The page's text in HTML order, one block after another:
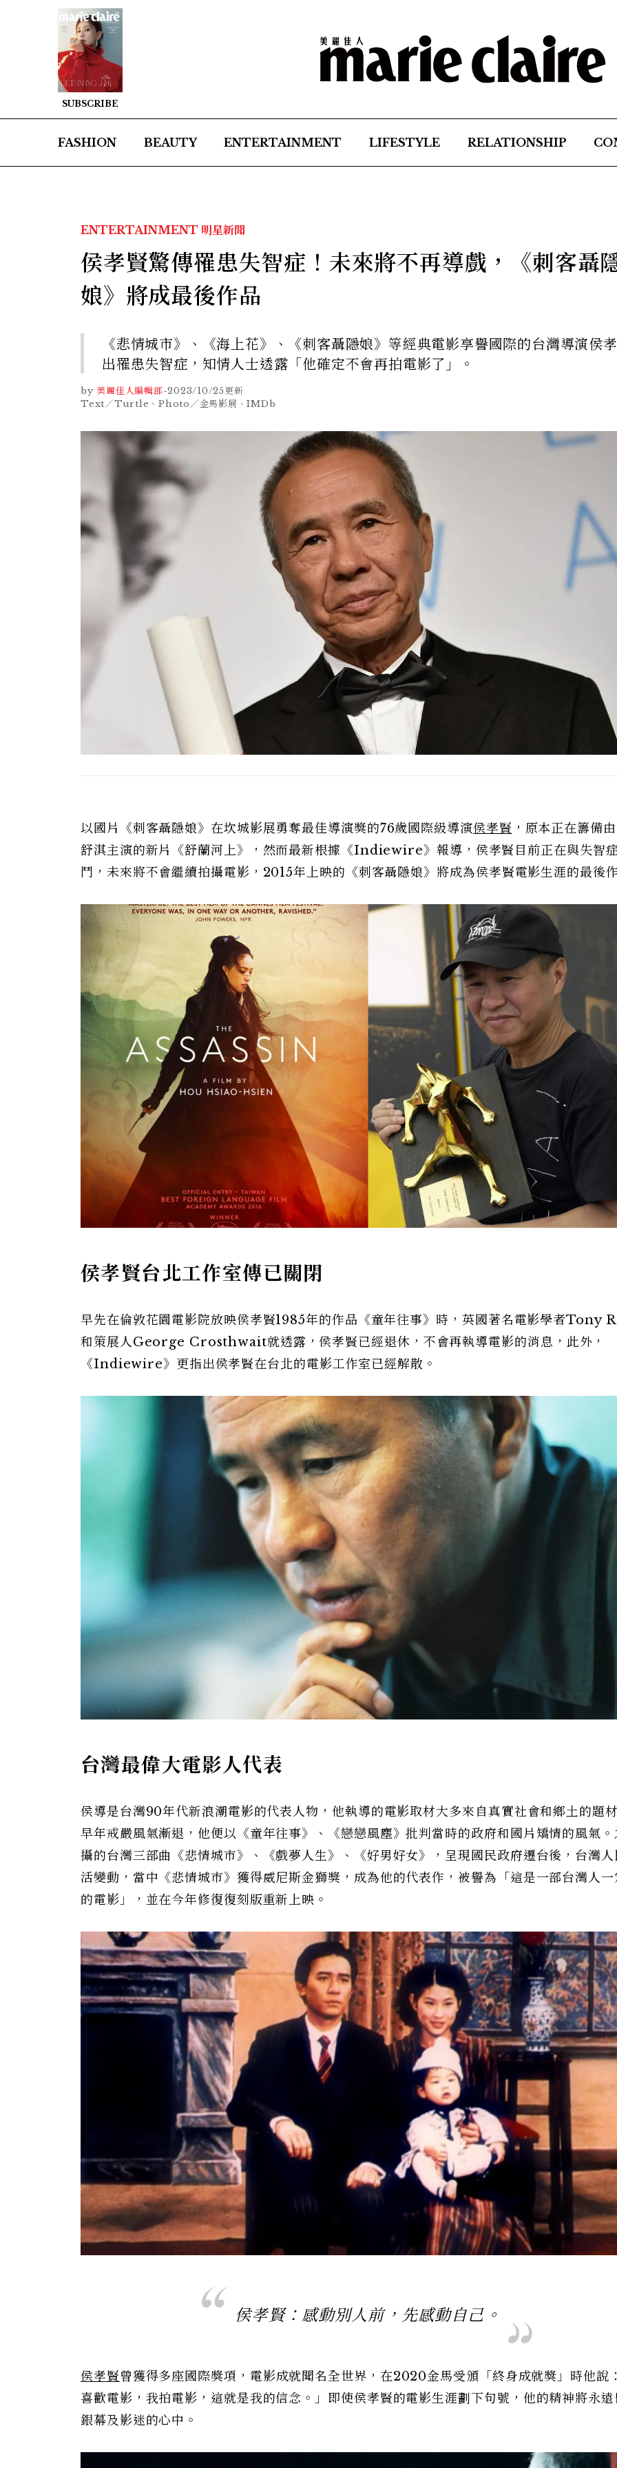
SUBSCRIBE
FASHION BEAUTY ENTERTAINMENT LIFESTYLE RELATIONSHIP
ENTERTAINMENT 明星新聞
侯孝賢驚傳罹患失智症！未來將不再導戲，《刺客聶
娘》將成最後作品
《悲情城市》、《海上花》、《刺客聶隱娘》等經典電影享譽國際的台灣導演侯
出罹患失智症，知情人士透露「他確定不會再拍電影了」。
by 美麗佳人編輯部-2023/10/25更新
Text／Turtle、Photo／金馬影展、IMDb
以國片《刺客聶隱娘》在坎城影展勇奪最佳導演獎的76歲國際級導演侯孝賢 ，原本正在籌備
舒淇主演的新片《舒蘭河上》，然而最新根據《Indiewire》報導，侯孝賢目前正在與失智
鬥，未來將不會繼續拍攝電影，2015年上映的《刺客聶隱娘》將成為侯孝賢電影生涯的最後
侯孝賢台北工作室傳已關閉
早先在倫敦花園電影院放映侯孝賢1985年的作品《童年往事》時，英國著名電影學者Tony
和策展人George Crosthwait就透露，侯孝賢已經退休，不會再執導電影的消息，此外，
《Indiewire》更指出侯孝賢在台北的電影工作室已經解散。
台灣最偉大電影人代表
侯導是台灣90年代新浪潮電影的代表人物，他執導的電影取材大多來自真實社會和鄉土的題
早年戒嚴風氣漸退，他便以《童年往事》、《戀戀風塵》批判當時的政府和國片矯情的風氣
攝的台灣三部曲《悲情城市》、《戲夢人生》、《好男好女》，呈現國民政府遷台後，台灣
活變動，當中《悲情城市》獲得威尼斯金獅獎，成為他的代表作，被譽為「這是一部台灣人
的電影」，並在今年修復復刻版重新上映。
侯孝賢：感動別人前，先感動自己。
侯孝賢曾獲得多座國際獎項，電影成就聞名全世界，在2020金馬受頒「終身成就獎」時他說
喜歡電影，我拍電影，這就是我的信念。」即使侯孝賢的電影生涯劃下句號，他的精神將永
銀幕及影迷的心中。